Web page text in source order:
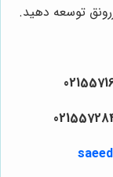
توسعه دهید.